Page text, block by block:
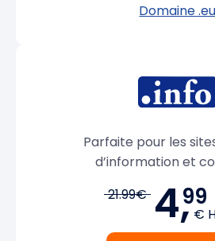
Domaine .eu
Parfaite pour les
d’information et
21.99€ 4,99
€